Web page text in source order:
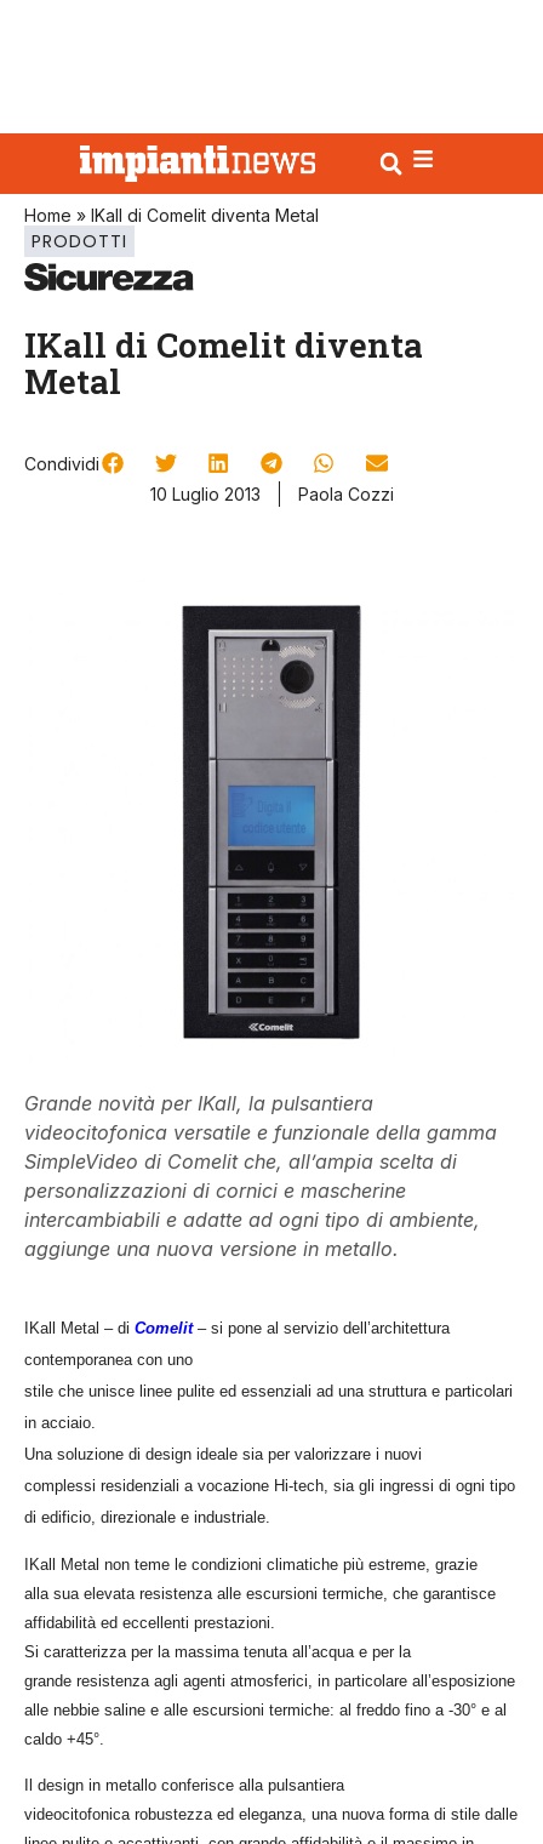
Home » IKall di Comelit diventa Metal
PRODOTTI
IKall di Comelit diventa
Metal
Condividi
10 Luglio 2013
Paola Cozzi
Grande novità per IKall, la pulsantiera
videocitofonica versatile e funzionale della gamma
SimpleVideo di Comelit che, all’ampia scelta di
personalizzazioni di cornici e mascherine
intercambiabili e adatte ad ogni tipo di ambiente,
aggiunge una nuova versione in metallo.
IKall Metal – di Comelit – si pone al servizio dell’architettura
contemporanea con uno
stile che unisce linee pulite ed essenziali ad una struttura e particolari
in acciaio.
Una soluzione di design ideale sia per valorizzare i nuovi
complessi residenziali a vocazione Hi-tech, sia gli ingressi di ogni tipo
di edificio, direzionale e industriale.
IKall Metal non teme le condizioni climatiche più estreme, grazie
alla sua elevata resistenza alle escursioni termiche, che garantisce
affidabilità ed eccellenti prestazioni.
Si caratterizza per la massima tenuta all’acqua e per la
grande resistenza agli agenti atmosferici, in particolare all’esposizione
alle nebbie saline e alle escursioni termiche: al freddo fino a -30° e al
caldo +45°.
Il design in metallo conferisce alla pulsantiera
videocitofonica robustezza ed eleganza, una nuova forma di stile dalle